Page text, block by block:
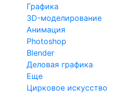
Графика
3D-моделирование
Анимация
Photoshop
Blender
Деловая графика
Еще
Цирковое искусство